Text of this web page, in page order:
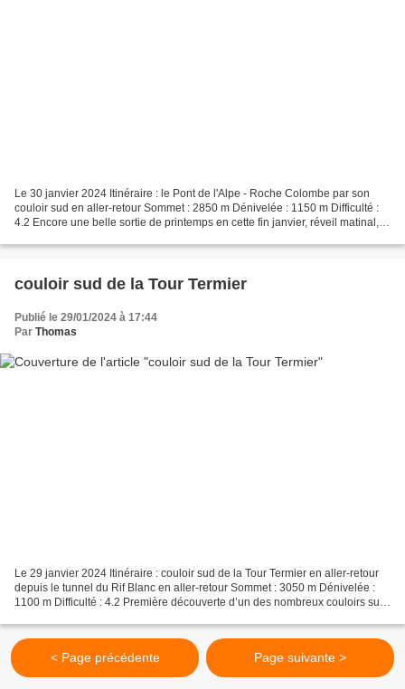
Le 30 janvier 2024 Itinéraire : le Pont de l'Alpe - Roche Colombe par son
couloir sud en aller-retour Sommet : 2850 m Dénivelée : 1150 m Difficulté :
4.2 Encore une belle sortie de printemps en cette fin janvier, réveil matinal,
couloir sud de la Tour Termier
Publié le 29/01/2024 à 17:44
Par Thomas
Le 29 janvier 2024 Itinéraire : couloir sud de la Tour Termier en aller-retour
depuis le tunnel du Rif Blanc en aller-retour Sommet : 3050 m Dénivelée :
1100 m Difficulté : 4.2 Première découverte d’un des nombreux couloirs sud
< Page précédente Page suivante >